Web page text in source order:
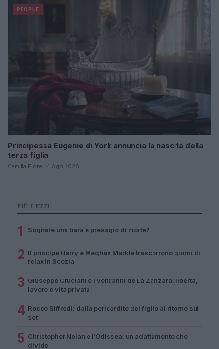
PEOPLE
Principessa Eugenie di York annuncia la nascita della
terza figlia
Camilla Fiore · 4 Ago 2026
PIÙ LETTI
1 Sognare una bara è presagio di morte?
2 Il principe Harry e Meghan Markle trascorrono giorni di
relax in Scozia
3 Giuseppe Cruciani e i vent’anni de La Zanzara: libertà,
lavoro e vita privata
4 Rocco Siffredi: dalla pericardite del figlio al ritorno sul
set
5 Christopher Nolan e l’Odissea: un adattamento che
divide